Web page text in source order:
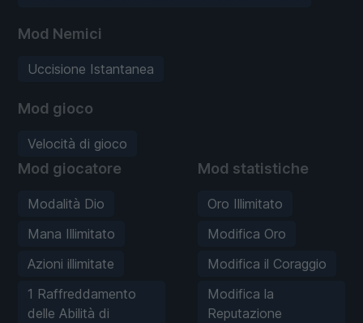
Mod Nemici
Uccisione Istantanea
Mod gioco
Velocità di gioco
Mod giocatore
Modalità Dio
Mana Illimitato
Azioni illimitate
1 Raffreddamento
delle Abilità di
Mod statistiche
Oro Illimitato
Modifica Oro
Modifica il Coraggio
Modifica la
Reputazione